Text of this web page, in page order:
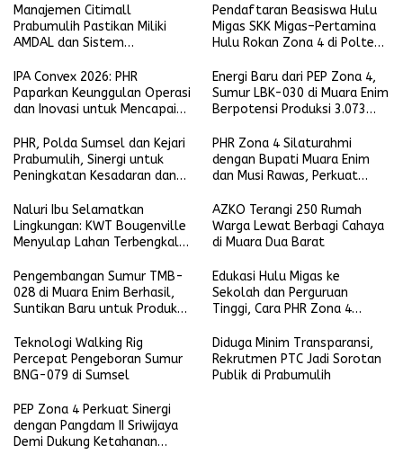
Pemberdayaan Perempuan
Manajemen Citimall
Prabumulih Pastikan Miliki
AMDAL dan Sistem
Ketentuan
Pendaftaran Beasiswa Hulu
Migas SKK Migas–Pertamina
Hulu Rokan Zona 4 di Poltek
Dibuka
IPA Convex 2026: PHR
Paparkan Keunggulan Operasi
dan Inovasi untuk Mencapai
Sumatra
Energi Baru dari PEP Zona 4,
Sumur LBK-030 di Muara Enim
Berpotensi Produksi 3.073
PHR, Polda Sumsel dan Kejari
Prabumulih, Sinergi untuk
Peningkatan Kesadaran dan
Hulu Migas
PHR Zona 4 Silaturahmi
dengan Bupati Muara Enim
dan Musi Rawas, Perkuat
Energi Nasional
Naluri Ibu Selamatkan
Lingkungan: KWT Bougenville
Menyulap Lahan Terbengkalai
Prabumulih
AZKO Terangi 250 Rumah
Warga Lewat Berbagi Cahaya
di Muara Dua Barat
Pengembangan Sumur TMB-
028 di Muara Enim Berhasil,
Suntikan Baru untuk Produksi
Edukasi Hulu Migas ke
Sekolah dan Perguruan
Tinggi, Cara PHR Zona 4
Penerus
Teknologi Walking Rig
Percepat Pengeboran Sumur
BNG-079 di Sumsel
Diduga Minim Transparansi,
Rekrutmen PTC Jadi Sorotan
Publik di Prabumulih
PEP Zona 4 Perkuat Sinergi
dengan Pangdam II Sriwijaya
Demi Dukung Ketahanan